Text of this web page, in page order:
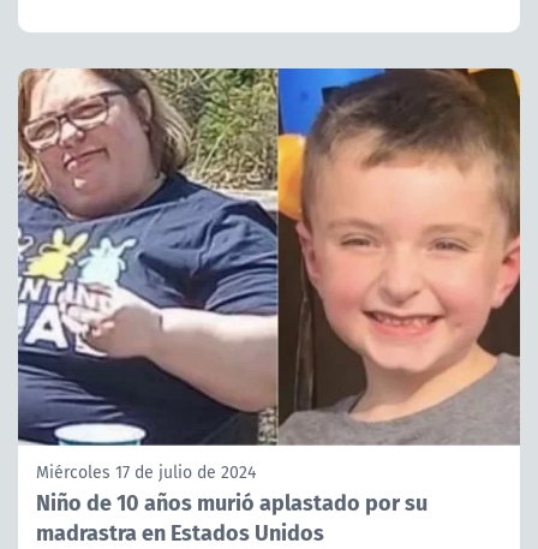
Miércoles 17 de julio de 2024
Niño de 10 años murió aplastado por su
madrastra en Estados Unidos